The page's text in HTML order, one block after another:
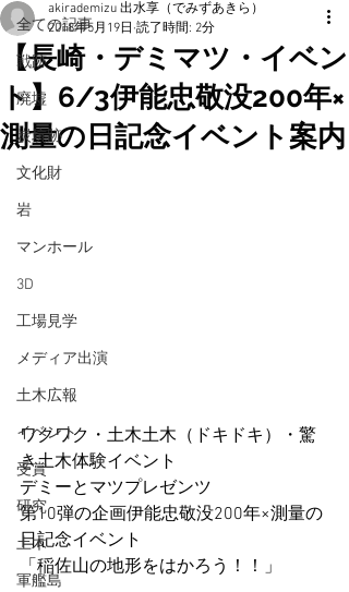
全ての記事
戦跡
廃墟
炭坑跡
文化財
岩
マンホール
3D
工場見学
メディア出演
土木広報
イベント
受賞
研究
土木
軍艦島
【長崎・デミマツ・イベン
ト】6/3伊能忠敬没200年×
測量の日記念イベント案内
akirademizu 出水享（でみずあきら）
2018年5月19日 読了時間: 2分
ワクワク・土木土木（ドキドキ）・驚
き土木体験イベント
デミーとマツプレゼンツ
第10弾の企画伊能忠敬没200年×測量の
日記念イベント
「稲佐山の地形をはかろう！！」